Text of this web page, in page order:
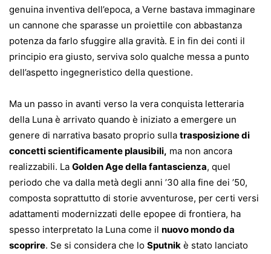
genuina inventiva dell’epoca, a Verne bastava immaginare
un cannone che sparasse un proiettile con abbastanza
potenza da farlo sfuggire alla gravità. E in fin dei conti il
principio era giusto, serviva solo qualche messa a punto
dell’aspetto ingegneristico della questione.
Ma un passo in avanti verso la vera conquista letteraria
della Luna è arrivato quando è iniziato a emergere un
genere di narrativa basato proprio sulla trasposizione di
concetti scientificamente plausibili, ma non ancora
realizzabili. La Golden Age della fantascienza, quel
periodo che va dalla metà degli anni ’30 alla fine dei ’50,
composta soprattutto di storie avventurose, per certi versi
adattamenti modernizzati delle epopee di frontiera, ha
spesso interpretato la Luna come il nuovo mondo da
scoprire. Se si considera che lo Sputnik è stato lanciato